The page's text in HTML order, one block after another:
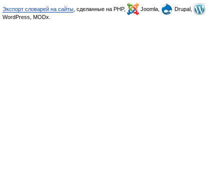
Экспорт словарей на сайты , сделанные на PHP, Joomla,
Drupal,
WordPress, MODx.